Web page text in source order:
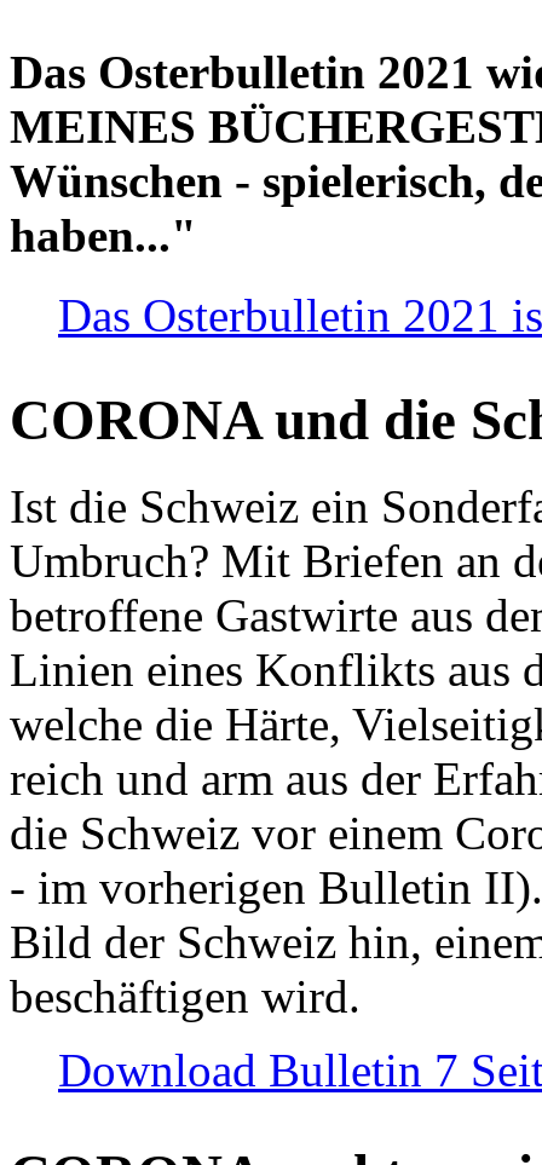
Das Osterbulletin 2021
MEINES
Wünschen - spielerisch,
haben..."
Das Osterbulletin 2021
CORONA und die
Ist die Schweiz ein
Umbruch? Mit Briefen an
betroffene Gastwirte aus
Linien eines Konflikts aus
welche die Härte,
reich und arm aus der
die Schweiz vor einem
- im vorherigen Bulletin
Bild der Schweiz hin,
beschäftigen wird.
Download Bulletin 7